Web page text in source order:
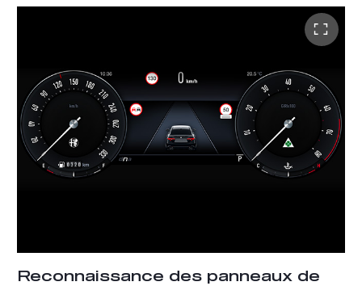
signalisation pour proposer des ajustements
automatiques de la vitesse en fonction des limitations de
signalisation.*Disponible uniquement avec le pack
Executive.
Reconnaissance des panneaux de